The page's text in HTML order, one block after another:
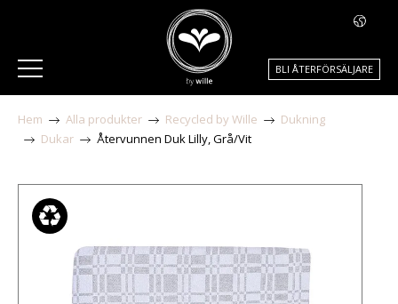
BLI ÅTERFÖRSÄLJARE
Hem Alla produkter Recycled by Wille
Dukning
Dukar
Återvunnen Duk Lilly, Grå/Vit